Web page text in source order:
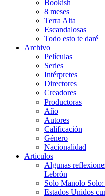
Bookish
8 meses
Terra Alta
Escandalosas
Todo esto te daré
Archivo
Películas
Series
Intérpretes
Directores
Creadores
Productoras
Año
Autores
Calificación
Género
Nacionalidad
Articulos
Algunas
Lebrón
Solo Manolo Solo:
Estados Unidos